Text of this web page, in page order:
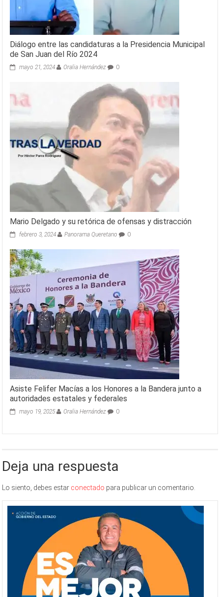
Diálogo entre las candidaturas a la Presidencia Municipal
de San Juan del Río 2024
mayo 21, 2024 Oralia Hernández 0
Mario Delgado y su retórica de ofensas y distracción
febrero 3, 2024 Panorama Queretano 0
Asiste Felifer Macías a los Honores a la Bandera junto a
autoridades estatales y federales
mayo 19, 2025 Oralia Hernández 0
Deja una respuesta
Lo siento, debes estar conectado para publicar un comentario.